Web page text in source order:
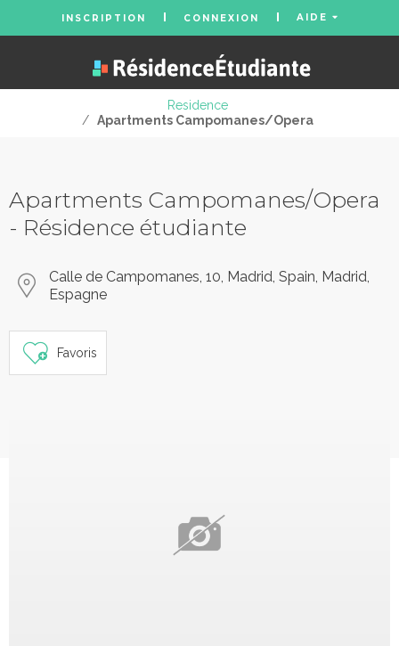
INSCRIPTION CONNEXION AIDE
Residence
/ Apartments Campomanes/Opera
Apartments Campomanes/Opera
- Résidence étudiante
Calle de Campomanes, 10, Madrid, Spain, Madrid,
Espagne
Favoris